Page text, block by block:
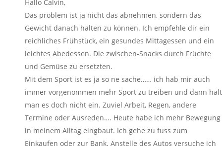
Hallo Calvin,
Das problem ist ja nicht das abnehmen, sondern das
Gewicht danach halten zu können. Ich empfehle dir ein
reichliches Frühstück, ein gesundes Mittagessen und ein
leichtes Abedessen. Die zwischen-Snacks durch Früchte
und Gemüse zu ersetzten.
Mit dem Sport ist es ja so ne sache…… ich hab mir auch
immer vorgenommen mehr Sport zu treiben und dann hält
man es doch nicht ein. Zuviel Arbeit, Regen, andere
Termine oder Ausreden…. Heute habe ich mehr Bewegung
in meinem Alltag eingbaut. Ich gehe zu fuss zum
Einkaufen oder zur Bank. Anstelle des Autos versuche ich